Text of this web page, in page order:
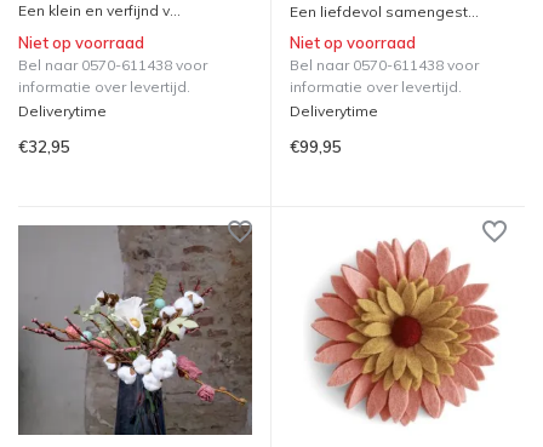
Een klein en verfijnd v...
Niet op voorraad
Bel naar 0570-611438 voor
informatie over levertijd.
Deliverytime
€32,95
Een liefdevol samengest...
Niet op voorraad
Bel naar 0570-611438 voor
informatie over levertijd.
Deliverytime
€99,95